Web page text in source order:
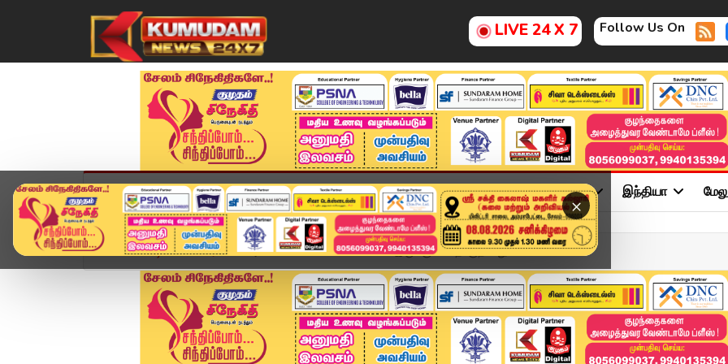
LIVE 24 X 7 Follow Us On
×
முகப்பு விளையாட்டு அண்மை தமிழ்நாடு சினிமா அரசியல் விளையாட்டு இந்தியா
Home வீடியோ ஸ்டோரி "அன்னைக்கி காலையில 6 மணி இருக்கும்" தொகுதி மறுச...